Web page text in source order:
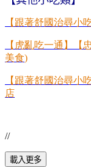
【跟著舒國治尋小
【虎亂吃一通】【
美食)
【跟著舒國治尋小
店
//
載入更多